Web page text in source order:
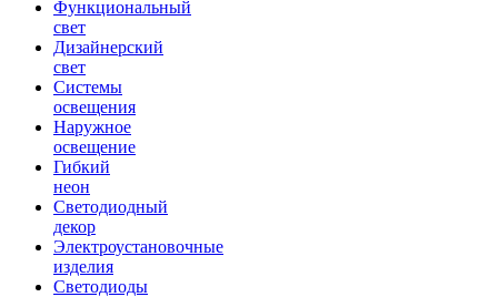
Функциональный
свет
Дизайнерский
свет
Системы
освещения
Наружное
освещение
Гибкий
неон
Светодиодный
декор
Электроустановочные
изделия
Светодиоды